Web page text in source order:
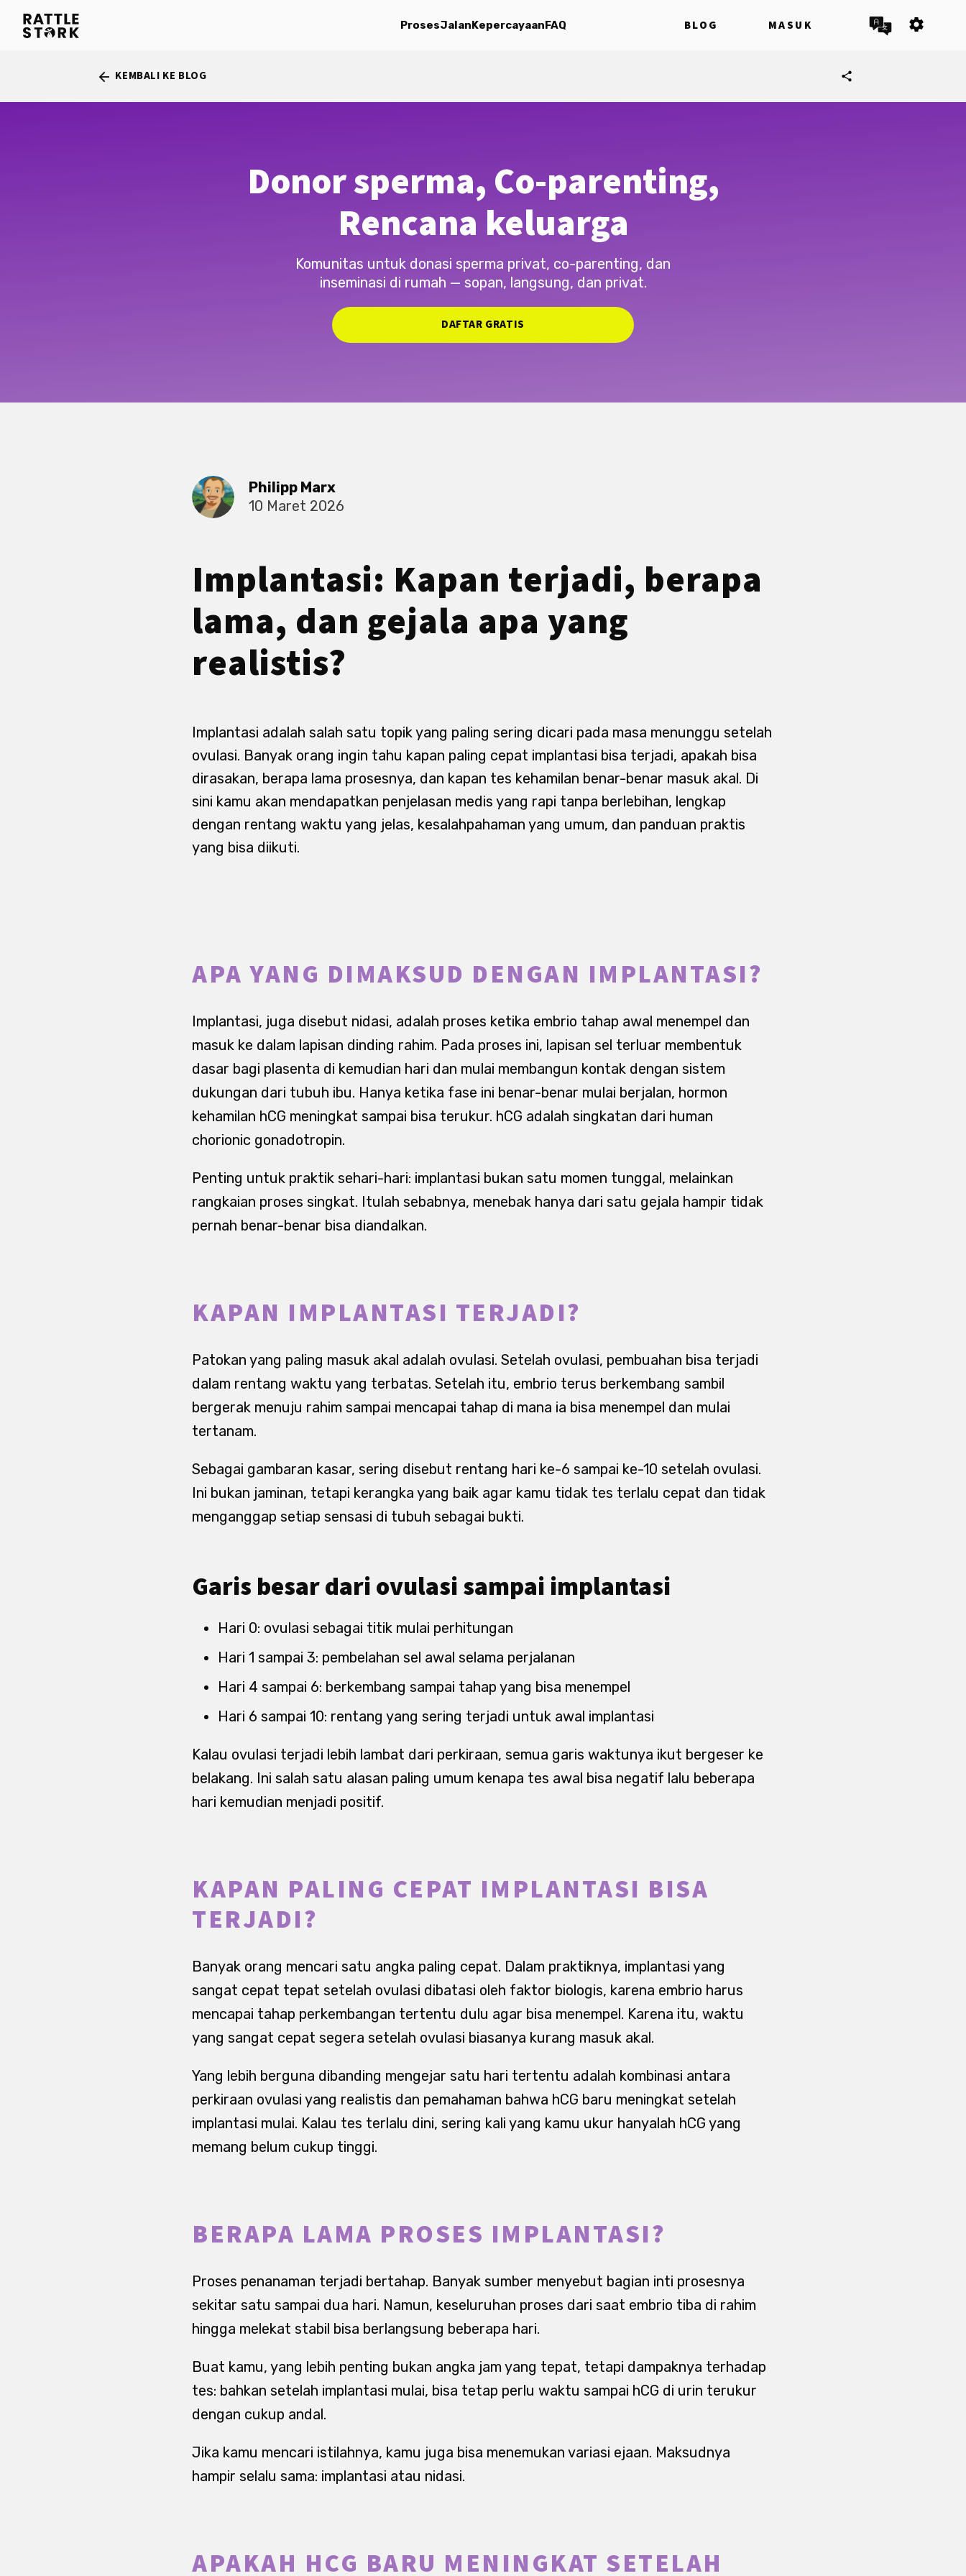
ProsesJalanKepercayaanFAQ BLOG MASUK settings
arrow_back KEMBALI KE BLOG share
Donor sperma, Co-parenting,
Rencana keluarga
Komunitas untuk donasi sperma privat, co-parenting, dan
inseminasi di rumah — sopan, langsung, dan privat.
DAFTAR GRATIS
Philipp Marx
10 Maret 2026
Implantasi: Kapan terjadi, berapa
lama, dan gejala apa yang
realistis?
Implantasi adalah salah satu topik yang paling sering dicari pada masa menunggu setelah
ovulasi. Banyak orang ingin tahu kapan paling cepat implantasi bisa terjadi, apakah bisa
dirasakan, berapa lama prosesnya, dan kapan tes kehamilan benar-benar masuk akal. Di
sini kamu akan mendapatkan penjelasan medis yang rapi tanpa berlebihan, lengkap
dengan rentang waktu yang jelas, kesalahpahaman yang umum, dan panduan praktis
yang bisa diikuti.
APA YANG DIMAKSUD DENGAN IMPLANTASI?
Implantasi, juga disebut nidasi, adalah proses ketika embrio tahap awal menempel dan
masuk ke dalam lapisan dinding rahim. Pada proses ini, lapisan sel terluar membentuk
dasar bagi plasenta di kemudian hari dan mulai membangun kontak dengan sistem
dukungan dari tubuh ibu. Hanya ketika fase ini benar-benar mulai berjalan, hormon
kehamilan hCG meningkat sampai bisa terukur. hCG adalah singkatan dari human
chorionic gonadotropin.
Penting untuk praktik sehari-hari: implantasi bukan satu momen tunggal, melainkan
rangkaian proses singkat. Itulah sebabnya, menebak hanya dari satu gejala hampir tidak
pernah benar-benar bisa diandalkan.
KAPAN IMPLANTASI TERJADI?
Patokan yang paling masuk akal adalah ovulasi. Setelah ovulasi, pembuahan bisa terjadi
dalam rentang waktu yang terbatas. Setelah itu, embrio terus berkembang sambil
bergerak menuju rahim sampai mencapai tahap di mana ia bisa menempel dan mulai
tertanam.
Sebagai gambaran kasar, sering disebut rentang hari ke-6 sampai ke-10 setelah ovulasi.
Ini bukan jaminan, tetapi kerangka yang baik agar kamu tidak tes terlalu cepat dan tidak
menganggap setiap sensasi di tubuh sebagai bukti.
Garis besar dari ovulasi sampai implantasi
Hari 0: ovulasi sebagai titik mulai perhitungan
Hari 1 sampai 3: pembelahan sel awal selama perjalanan
Hari 4 sampai 6: berkembang sampai tahap yang bisa menempel
Hari 6 sampai 10: rentang yang sering terjadi untuk awal implantasi
Kalau ovulasi terjadi lebih lambat dari perkiraan, semua garis waktunya ikut bergeser ke
belakang. Ini salah satu alasan paling umum kenapa tes awal bisa negatif lalu beberapa
hari kemudian menjadi positif.
KAPAN PALING CEPAT IMPLANTASI BISA
TERJADI?
Banyak orang mencari satu angka paling cepat. Dalam praktiknya, implantasi yang
sangat cepat tepat setelah ovulasi dibatasi oleh faktor biologis, karena embrio harus
mencapai tahap perkembangan tertentu dulu agar bisa menempel. Karena itu, waktu
yang sangat cepat segera setelah ovulasi biasanya kurang masuk akal.
Yang lebih berguna dibanding mengejar satu hari tertentu adalah kombinasi antara
perkiraan ovulasi yang realistis dan pemahaman bahwa hCG baru meningkat setelah
implantasi mulai. Kalau tes terlalu dini, sering kali yang kamu ukur hanyalah hCG yang
memang belum cukup tinggi.
BERAPA LAMA PROSES IMPLANTASI?
Proses penanaman terjadi bertahap. Banyak sumber menyebut bagian inti prosesnya
sekitar satu sampai dua hari. Namun, keseluruhan proses dari saat embrio tiba di rahim
hingga melekat stabil bisa berlangsung beberapa hari.
Buat kamu, yang lebih penting bukan angka jam yang tepat, tetapi dampaknya terhadap
tes: bahkan setelah implantasi mulai, bisa tetap perlu waktu sampai hCG di urin terukur
dengan cukup andal.
Jika kamu mencari istilahnya, kamu juga bisa menemukan variasi ejaan. Maksudnya
hampir selalu sama: implantasi atau nidasi.
APAKAH HCG BARU MENINGKAT SETELAH